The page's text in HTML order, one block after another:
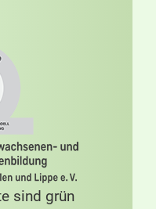
sind grün